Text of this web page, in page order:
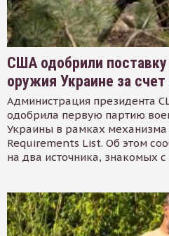
США одобрили
оружия Украине за
Администрация президента
одобрила первую партию
Украины в рамках
Requirements List. Об этом
на два источника, знакомых с